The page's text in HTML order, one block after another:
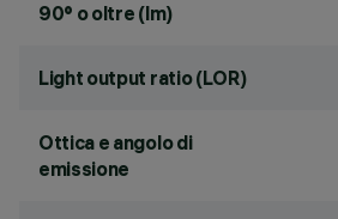
90° o oltre (lm)
Light output ratio (LOR)
Ottica e angolo di
emissione